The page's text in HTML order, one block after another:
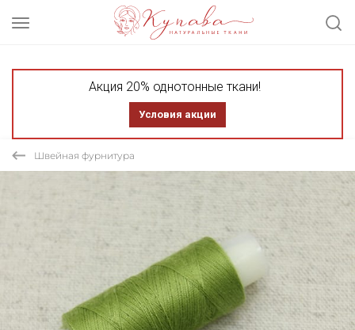
Акция 20% однотонные ткани!
Условия акции
Швейная фурнитура